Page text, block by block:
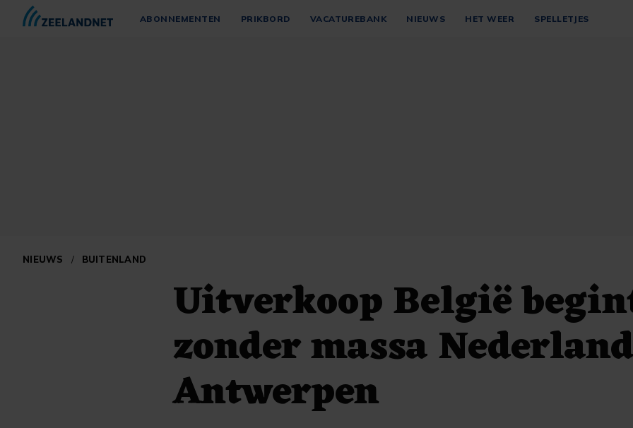
ABONNEMENTEN PRIKBORD VACATUREBANK NIEUWS HET WEER SPELLETJES
NIEUWS / BUITENLAND
Uitverkoop België
zonder massa
Antwerpen